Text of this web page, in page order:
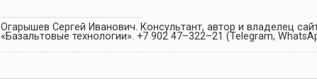
Огарышев Сергей Иванович. Консультант, автор и владелец
«Базальтовые технологии». +7 902 47–322–21 (Telegram,